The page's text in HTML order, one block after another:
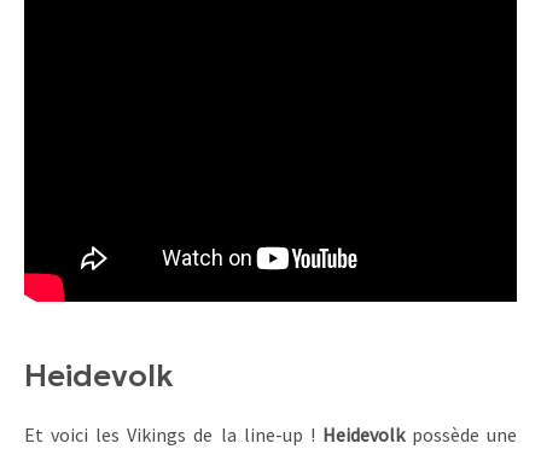
Heidevolk
Et voici les Vikings de la line-up ! Heidevolk possède une